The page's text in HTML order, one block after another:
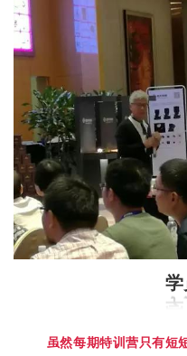
虽然每期特训营只有短